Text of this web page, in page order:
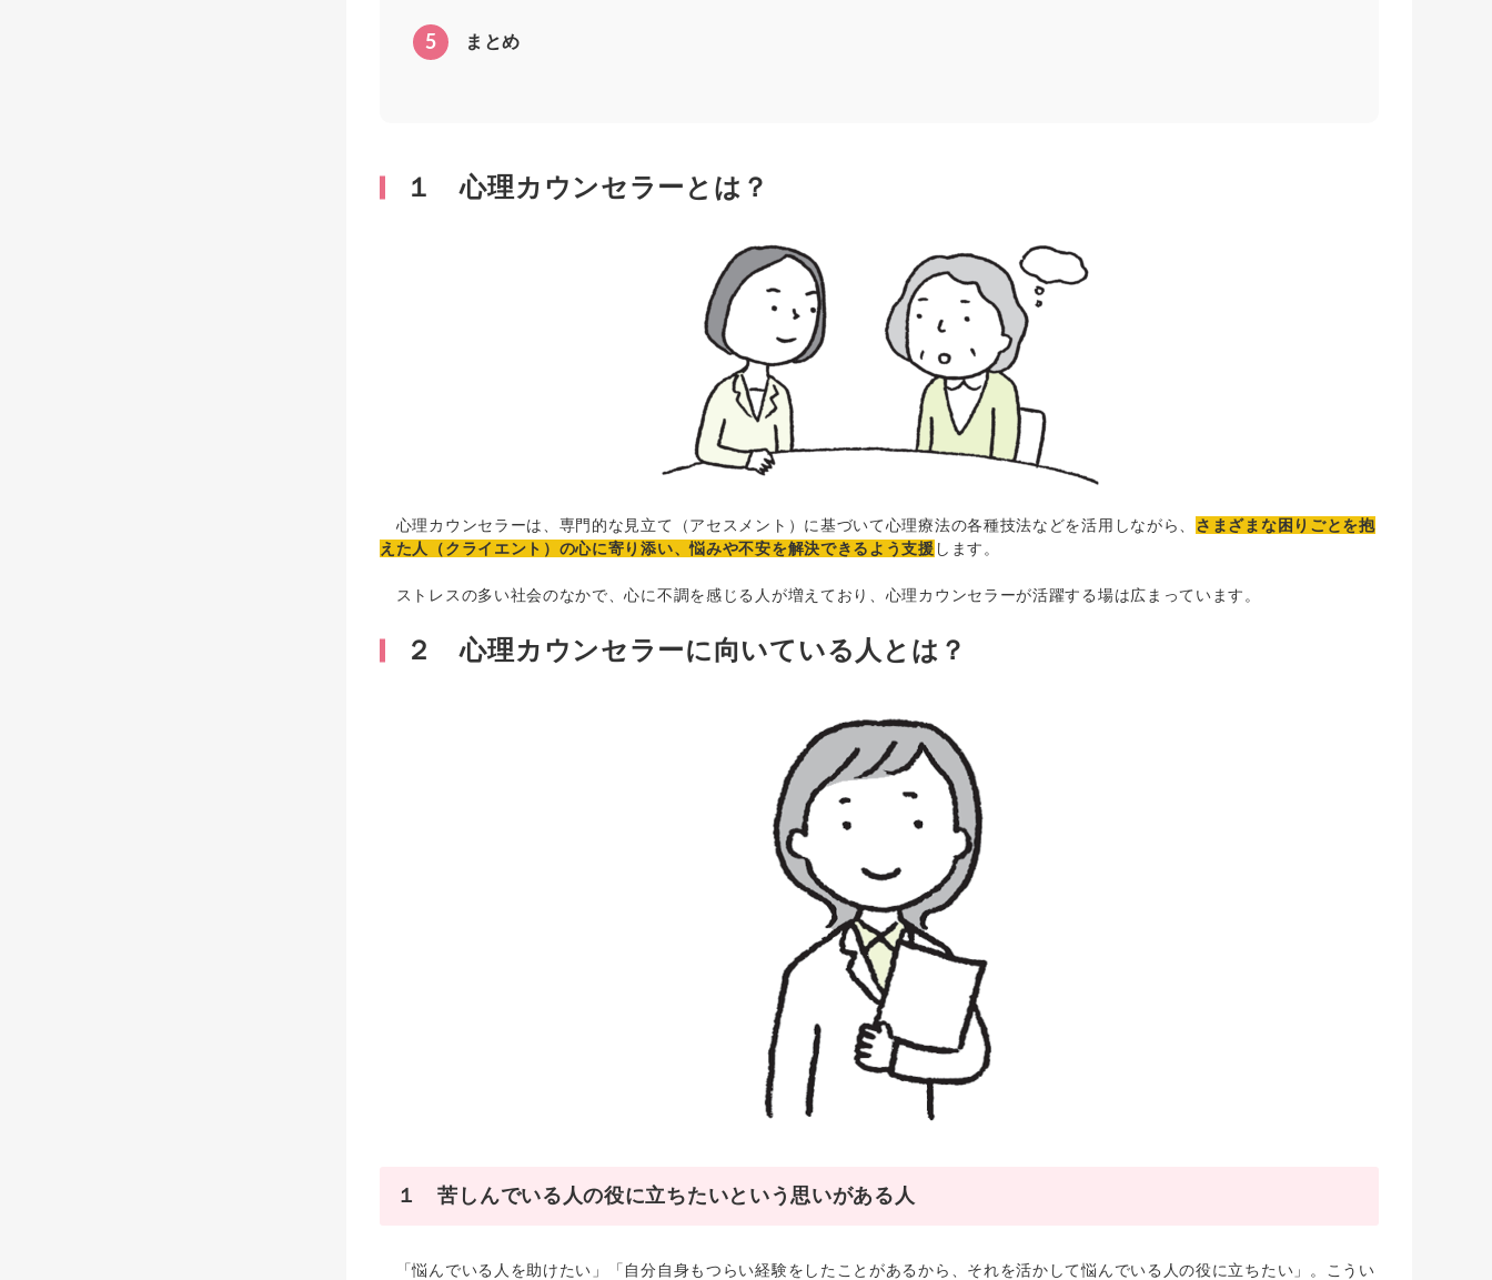
5 まとめ
１ 心理カウンセラーとは？
心理カウンセラーは、専門的な見立て（アセスメント）に基づいて心理療法の各種技法などを活用しながら、 さまざまな困りごとを抱
えた人（クライエント）の心に寄り添い、悩みや不安を解決できるよう支援 します。
ストレスの多い社会のなかで、心に不調を感じる人が増えており、心理カウンセラーが活躍する場は広まっています。
２ 心理カウンセラーに向いている人とは？
１ 苦しんでいる人の役に立ちたいという思いがある人
「悩んでいる人を助けたい」「自分自身もつらい経験をしたことがあるから、それを活かして悩んでいる人の役に立ちたい」。こうい